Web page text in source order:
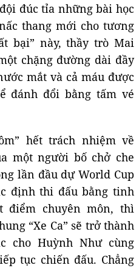
đúc tỉa những bài học
thang mới cho tương
bại” này, thầy trò Mai
chặng đường dài đầy
mắt và cả máu được
đánh đổi bằng tấm vé
hết trách nhiệm về
một người bố chở che
lần đầu dự World Cup
định thi đấu bằng tinh
điểm chuyên môn, thì
“Xe Ca” sẽ trở thành
cho Huỳnh Như cùng
tục chiến đấu. Chẳng